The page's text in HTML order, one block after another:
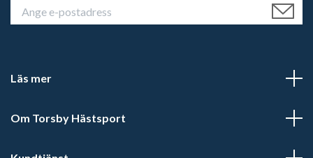
Läs mer
Om Torsby Hästsport